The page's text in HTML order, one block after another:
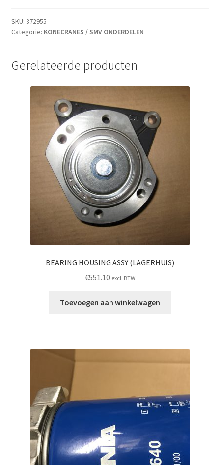
SKU: 372955
Categorie: KONECRANES / SMV ONDERDELEN
Gerelateerde producten
BEARING HOUSING ASSY (LAGERHUIS)
€551.10 excl. BTW
Toevoegen aan winkelwagen